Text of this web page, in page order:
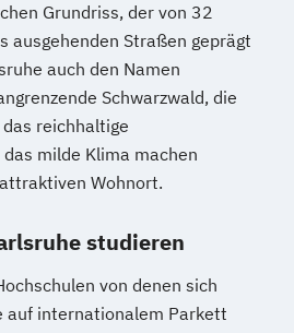
Grundriss, der von 32
ausgehenden Straßen geprägt
auch den Namen
Schwarzwald, die
reichhaltige
milde Klima machen
Wohnort.
studieren
von denen sich
auf internationalem Parkett